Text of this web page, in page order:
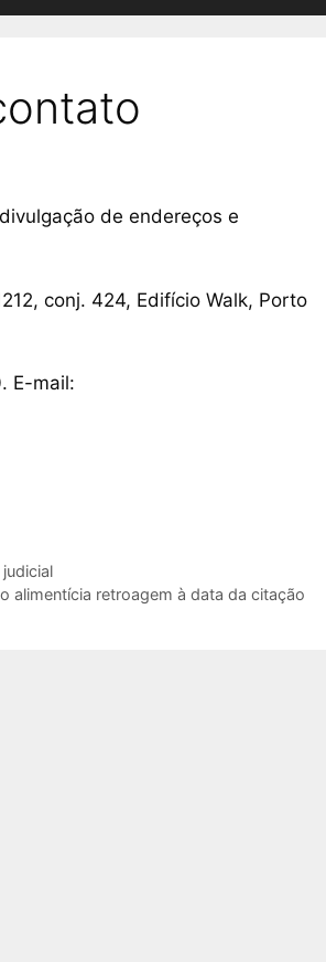
de endereços e
conj. 424, Edifício Walk, Porto
E-mail:
alimentícia retroagem à data da citação